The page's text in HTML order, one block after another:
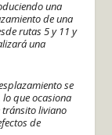
una
de una
rutas 5 y 11 y
una
se
que ocasiona
tránsito liviano
de